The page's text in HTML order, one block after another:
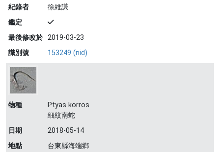
紀錄者
徐維謙
鑑定
最後修改於 2019-03-23
識別號
153249 (nid)
物種
Ptyas korros
細紋南蛇
日期
2018-05-14
地點
台東縣海端鄉